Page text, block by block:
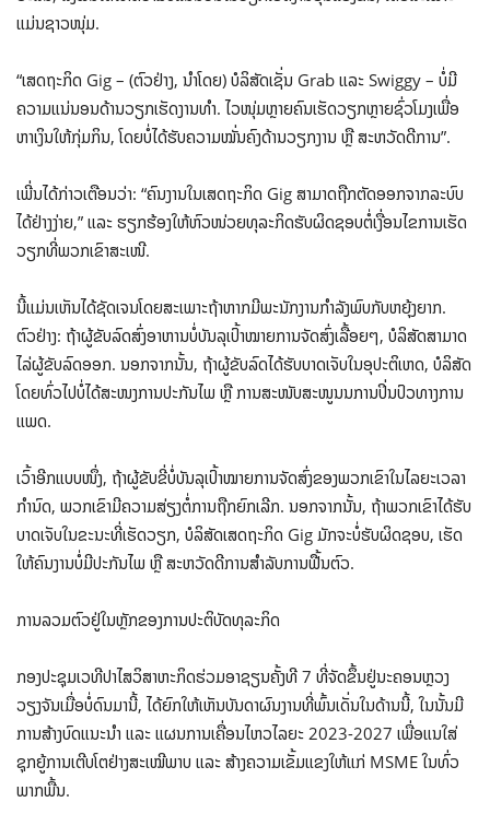
ແມ່ນ​ຊາວ​ໜຸ່ມ.
“ເສດຖະກິດ Gig – (ຕົວຢ່າງ, ນໍາໂດຍ) ບໍລິສັດເຊັ່ນ Grab ແລະ Swiggy – ບໍ່ມີ
ຄວາມແນ່ນອນດ້ານວຽກເຮັດງານທໍາ. ໄວໜຸ່ມຫຼາຍຄົນເຮັດວຽກຫຼາຍຊົ່ວໂມງເພື່ອ
ຫາເງິນໃຫ້ກຸ່ມກິນ, ໂດຍບໍ່ໄດ້ຮັບຄວາມໝັ່ນຄົງດ້ານວຽກງານ ຫຼື ສະຫວັດດີການ”.
ເພີ່ນໄດ້ກ່າວເຕືອນວ່າ: “ຄົນງານໃນເສດຖະກິດ Gig ສາມາດຖືກຕັດອອກຈາກລະບົບ
ໄດ້ຢ່າງງ່າຍ,” ແລະ ຮຽກຮ້ອງໃຫ້ຫົວໜ່ວຍທຸລະກິດຮັບຜິດຊອບຕໍ່ເງື່ອນໄຂການເຮັດ
ວຽກທີ່ພວກເຂົາສະເໜີ.
ນີ້​ແມ່ນ​ເຫັນ​ໄດ້​ຊັດ​ເຈນ​ໂດຍ​ສະ​ເພາະ​ຖ້າຫາກມີພະນັກງານກຳລັງ​ພົບກັບ​ຫຍຸ້ງຍາກ.
ຕົວຢ່າງ: ຖ້າຜູ້ຂັບລົດສົ່ງອາຫານບໍ່ບັນລຸເປົ້າໝາຍການຈັດສົ່ງເລື້ອຍໆ, ບໍລິສັດສາມາດ
ໄລ່ຜູ້ຂັບລົດອອກ. ນອກຈາກນັ້ນ, ຖ້າຜູ້ຂັບລົດໄດ້ຮັບບາດເຈັບໃນອຸປະຕິເຫດ, ບໍລິສັດ
ໂດຍທົ່ວໄປບໍ່ໄດ້ສະໜງການປະກັນໄພ ຫຼື ການສະໜັບສະໜູນນການປິ່ນປົວທາງການ
ແພດ.
ເວົ້າອີກແບບໜຶ່ງ, ຖ້າຜູ້ຂັບຂີ່ບໍ່ບັນລຸເປົ້າໝາຍການຈັດສົ່ງຂອງພວກເຂົາໃນໄລຍະເວລາ
ກຳນົດ, ພວກເຂົາມີຄວາມສ່ຽງຕໍ່ການຖືກຍົກເລີກ. ນອກຈາກນັ້ນ, ຖ້າພວກເຂົາໄດ້ຮັບ
ບາດເຈັບໃນຂະນະທີ່ເຮັດວຽກ, ບໍລິສັດເສດຖະກິດ Gig ມັກຈະບໍ່ຮັບຜິດຊອບ, ເຮັດ
ໃຫ້ຄົນງານບໍ່ມີປະກັນໄພ ຫຼື ສະຫວັດດີການສໍາລັບການຟື້ນຕົວ.
ການລວມຕົວຢູ່ໃນຫຼັກຂອງການປະຕິບັດທຸລະກິດ
ກອງ​ປະຊຸມ​ເວທີ​ປາ​ໄສ​ວິ​ສາ​ຫະກິດ​ຮ່ວມ​ອາ​ຊຽນຄັ້ງ​ທີ 7 ທີ່​ຈັດ​ຂຶ້ນ​ຢູ່​ນະຄອນຫຼວງ​
ວຽງ​ຈັນ​ເມື່ອ​ບໍ່​ດົນ​ມາ​ນີ້, ​ໄດ້​ຍົກ​ໃຫ້​ເຫັນ​ບັນດາ​ຜົນງານ​ທີ່​ພົ້ນ​ເດັ່ນ​ໃນ​ດ້ານ​ນີ້, ​ໃນ​ນັ້ນ​ມີ​
ການ​ສ້າງ​ບົດ​ແນະນຳ ​ແລະ ​ແຜນການ​ເຄື່ອນ​ໄຫວ​ໄລຍະ 2023-2027 ​ເພື່ອ​ແນ​ໃສ່​
ຊຸກຍູ້​ການ​ເຕີບ​ໂຕ​ຢ່າງ​ສະ​ເໝີ​ພາບ ​ແລະ ສ້າງ​ຄວາມ​ເຂັ້ມ​ແຂງ​ໃຫ້​ແກ່ MSME ​ໃນ​ທົ່ວ​
ພາກ​ພື້ນ.